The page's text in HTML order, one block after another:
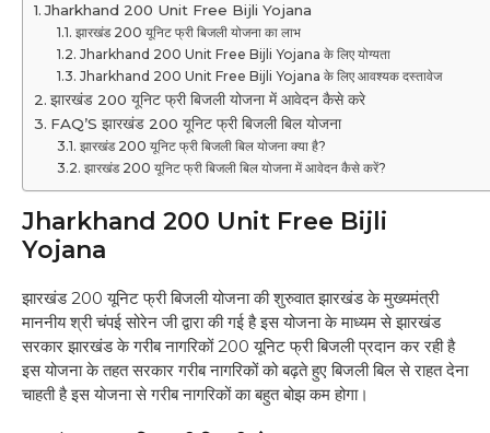
Jharkhand 200 Unit Free Bijli Yojana
झारखंड 200 यूनिट फ्री बिजली योजना का लाभ
Jharkhand 200 Unit Free Bijli Yojana के लिए योग्यता
Jharkhand 200 Unit Free Bijli Yojana के लिए आवश्यक दस्तावेज
झारखंड 200 यूनिट फ्री बिजली योजना में आवेदन कैसे करे
FAQ’S झारखंड 200 यूनिट फ्री बिजली बिल योजना
झारखंड 200 यूनिट फ्री बिजली बिल योजना क्या है?
झारखंड 200 यूनिट फ्री बिजली बिल योजना में आवेदन कैसे करें?
Jharkhand 200 Unit Free Bijli
Yojana
झारखंड 200 यूनिट फ्री बिजली योजना की शुरुवात झारखंड के मुख्यमंत्री
माननीय श्री चंपई सोरेन जी द्वारा की गई है इस योजना के माध्यम से झारखंड
सरकार झारखंड के गरीब नागरिकों 200 यूनिट फ्री बिजली प्रदान कर रही है
इस योजना के तहत सरकार गरीब नागरिकों को बढ़ते हुए बिजली बिल से राहत देना
चाहती है इस योजना से गरीब नागरिकों का बहुत बोझ कम होगा।